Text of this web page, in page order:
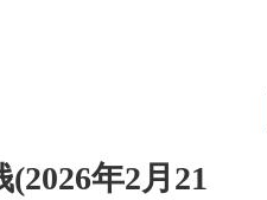
年2月21